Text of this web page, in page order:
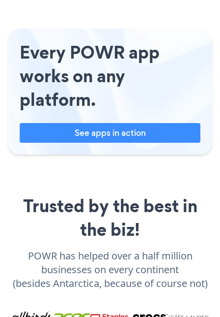
Every POWR app
works on any
platform.
See apps in action
Trusted by the best in
the biz!
POWR has helped over a half million
businesses on every continent
(besides Antarctica, because of course not)